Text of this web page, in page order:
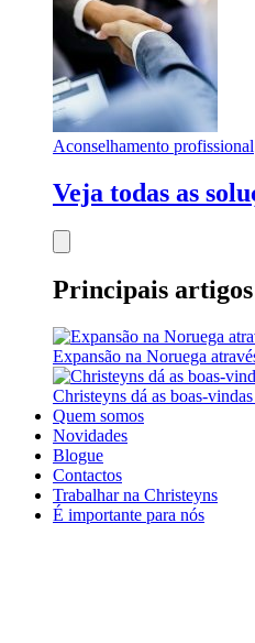
Aconselhamento profissional
Veja todas as
Principais artigos
Expansão na Noruega
Christeyns dá as boas-
Quem somos
Novidades
Blogue
Contactos
Trabalhar na Christeyns
É importante para nós